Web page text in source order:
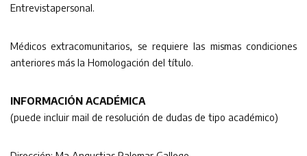
Entrevistapersonal.
Médicos extracomunitarios, se requiere las mismas condiciones
anteriores más la Homologación del título.
INFORMACIÓN ACADÉMICA
(puede incluir mail de resolución de dudas de tipo académico)